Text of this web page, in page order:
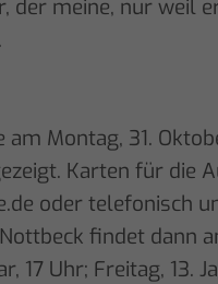
der meine, nur weil
Montag, 31.
Karten für die
oder telefonisch
findet dann
17 Uhr; Freitag, 13.